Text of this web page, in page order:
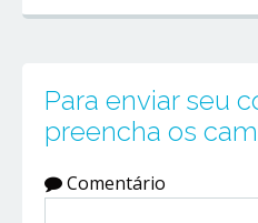
Para enviar seu
preencha os
Comentário